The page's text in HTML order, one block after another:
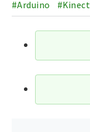
#Arduino #Kinect